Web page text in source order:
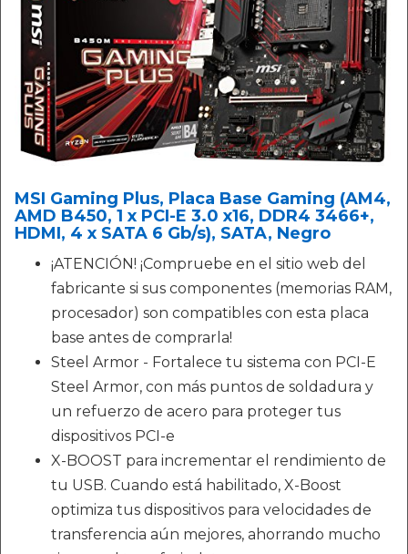
MSI Gaming Plus, Placa Base Gaming (AM4,
AMD B450, 1 x PCI-E 3.0 x16, DDR4 3466+,
HDMI, 4 x SATA 6 Gb/s), SATA, Negro
¡ATENCIÓN! ¡Compruebe en el sitio web del
fabricante si sus componentes (memorias RAM,
procesador) son compatibles con esta placa
base antes de comprarla!
Steel Armor - Fortalece tu sistema con PCI-E
Steel Armor, con más puntos de soldadura y
un refuerzo de acero para proteger tus
dispositivos PCI-e
X-BOOST para incrementar el rendimiento de
tu USB. Cuando está habilitado, X-Boost
optimiza tus dispositivos para velocidades de
transferencia aún mejores, ahorrando mucho